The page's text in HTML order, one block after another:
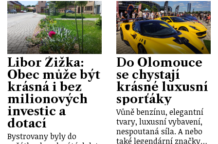
Libor Žižka:
Obec může být
krásná i bez
milionových
investic a
dotací
Bystrovany byly do
Do Olomouce
se chystají
krásné luxusní
sporťáky
Vůně benzínu, elegantní
tvary, luxusní vybavení,
nespoutaná síla. A nebo
také legendární značky…